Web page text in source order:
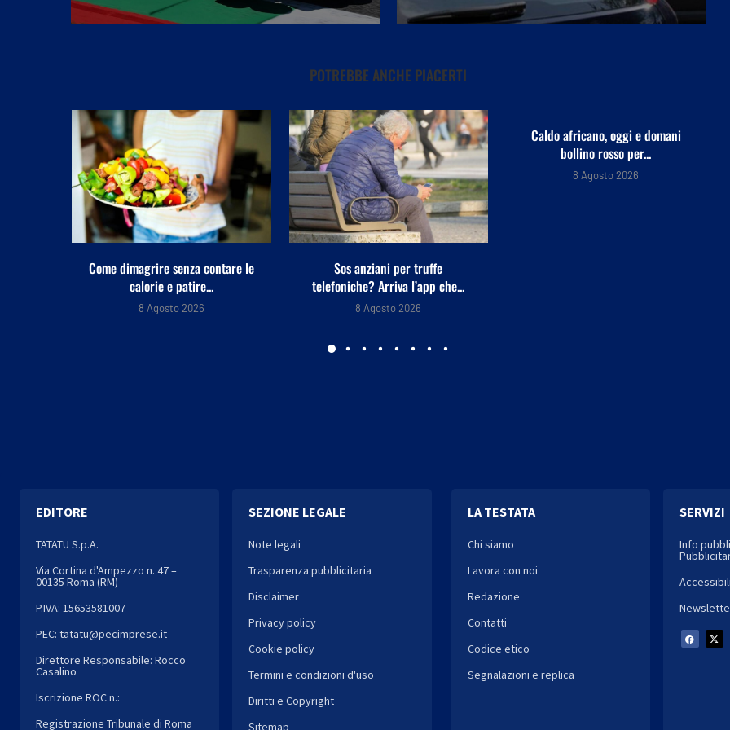
POTREBBE ANCHE PIACERTI
Sos anziani per truffe
telefoniche? Arriva l’app che...
8 Agosto 2026
Caldo africano, oggi e domani
bollino rosso per...
8 Agosto 2026
EDITORE
TATATU S.p.A.
Via Cortina d'Ampezzo n. 47 –
00135 Roma (RM)
P.IVA: 15653581007
PEC: tatatu@pecimprese.it
Direttore Responsabile: Rocco
Casalino
Iscrizione ROC n.:
Registrazione Tribunale di Roma
SEZIONE LEGALE
Note legali
Trasparenza pubblicitaria
Disclaimer
Privacy policy
Cookie policy
Termini e condizioni d'uso
Diritti e Copyright
Sitemap
LA TESTATA
Chi siamo
Lavora con noi
Redazione
Contatti
Codice etico
Segnalazioni e replica
SERVIZI
Info